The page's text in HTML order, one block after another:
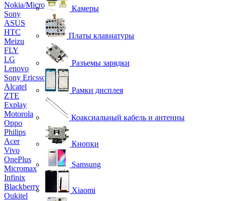
Nokia/Microsoft
Sony
ASUS
HTC
Meizu
FLY
LG
Lenovo
Sony Ericsson
Alcatel
ZTE
Explay
Motorola
Oppo
Philips
Acer
Vivo
OnePlus
Micromax
Infinix
Blackberry
Oukitel
Камеры
Платы клавиатуры
Разъемы зарядки
Рамки дисплея
Коаксиальный кабель и антенны
Кнопки
Samsung
Xiaomi